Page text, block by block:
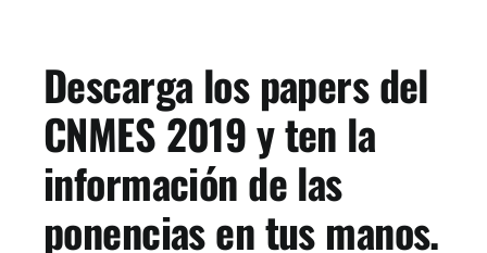
Descarga los papers del
CNMES 2019 y ten la
información de las
ponencias en tus manos.